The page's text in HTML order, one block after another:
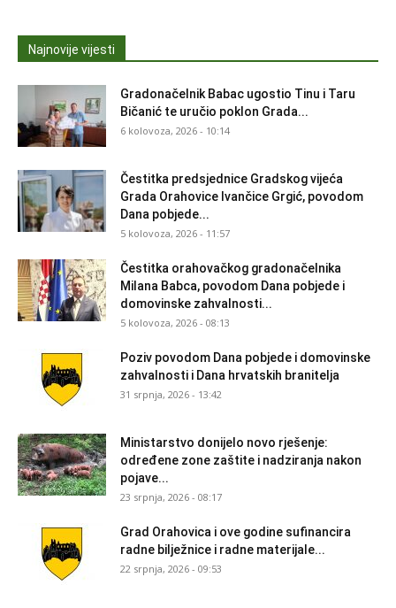
Najnovije vijesti
Gradonačelnik Babac ugostio Tinu i Taru
Bičanić te uručio poklon Grada...
6 kolovoza, 2026 - 10:14
Čestitka predsjednice Gradskog vijeća
Grada Orahovice Ivančice Grgić, povodom
Dana pobjede...
5 kolovoza, 2026 - 11:57
Čestitka orahovačkog gradonačelnika
Milana Babca, povodom Dana pobjede i
domovinske zahvalnosti...
5 kolovoza, 2026 - 08:13
Poziv povodom Dana pobjede i domovinske
zahvalnosti i Dana hrvatskih branitelja
31 srpnja, 2026 - 13:42
Ministarstvo donijelo novo rješenje:
određene zone zaštite i nadziranja nakon
pojave...
23 srpnja, 2026 - 08:17
Grad Orahovica i ove godine sufinancira
radne bilježnice i radne materijale...
22 srpnja, 2026 - 09:53